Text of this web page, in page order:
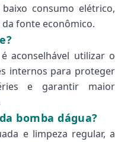
consumo elétrico,
fonte econômico.
aconselhável utilizar o
internos para proteger
e garantir maior
bomba dágua?
e limpeza regular, a